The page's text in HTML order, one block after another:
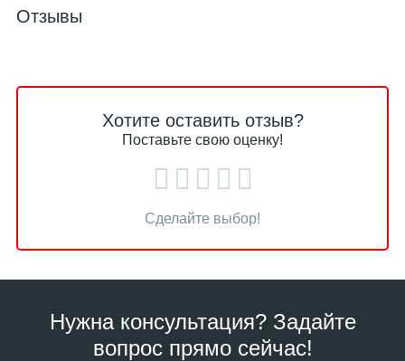
Отзывы
Хотите оставить отзыв?
Поставьте свою оценку!
Сделайте выбор!
Нужна консультация? Задайте
вопрос прямо сейчас!